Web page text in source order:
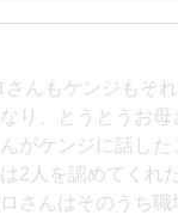
さんもケンジもそ
り、とうとうお母
がケンジに話した
2人を認めてくれ
さんはそのうち職